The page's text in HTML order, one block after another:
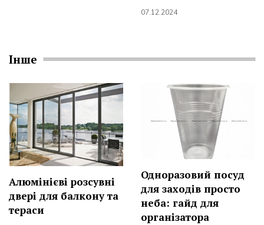
07.12.2024
Інше
Алюмінієві розсувні
двері для балкону та
тераси
Одноразовий посуд
для заходів просто
неба: гайд для
організатора